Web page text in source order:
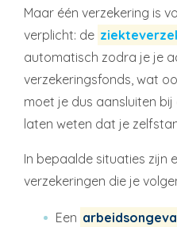
Maar één verzekering is
verplicht: de
automatisch zodra je je
verzekeringsfonds, wat
moet je dus aansluiten
laten weten dat je
In bepaalde situaties zijn
verzekeringen die je
Een